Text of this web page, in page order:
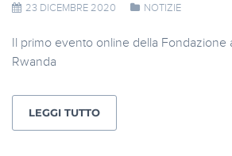
23 DICEMBRE 2020 NOTIZIE
Il primo evento online della Fondazione
Rwanda
LEGGI TUTTO